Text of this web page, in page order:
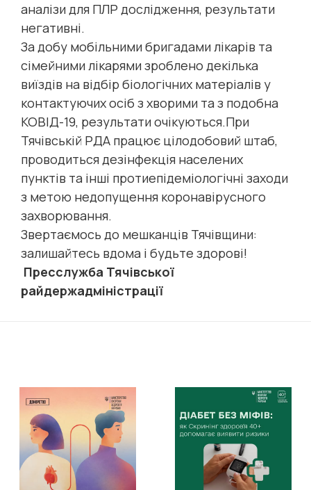
аналізи для ПЛР дослідження, результати
негативні.
За добу мобільними бригадами лікарів та
сімейними лікарями зроблено декілька
виїздів на відбір біологічних матеріалів у
контактуючих осіб з хворими та з подобна
КОВІД-19, результати очікуються.При
Тячівській РДА працює цілодобовий штаб,
проводиться дезінфекція населених
пунктів та інші протиепідеміологічні заходи
з метою недопущення коронавірусного
захворювання.
Звертаємось до мешканців Тячівщини:
залишайтесь вдома і будьте здорові!
Пресслужба Тячівської
райдержадміністрації
11 серпня відбудеться